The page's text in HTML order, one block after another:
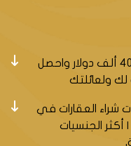
اشتري عقارًا بقيمة 400 ألف دولار واحصل
لك ولعائلتك
شراء العقارات في
تركيا من الأجانب 2026 | أكثر الجنسيات